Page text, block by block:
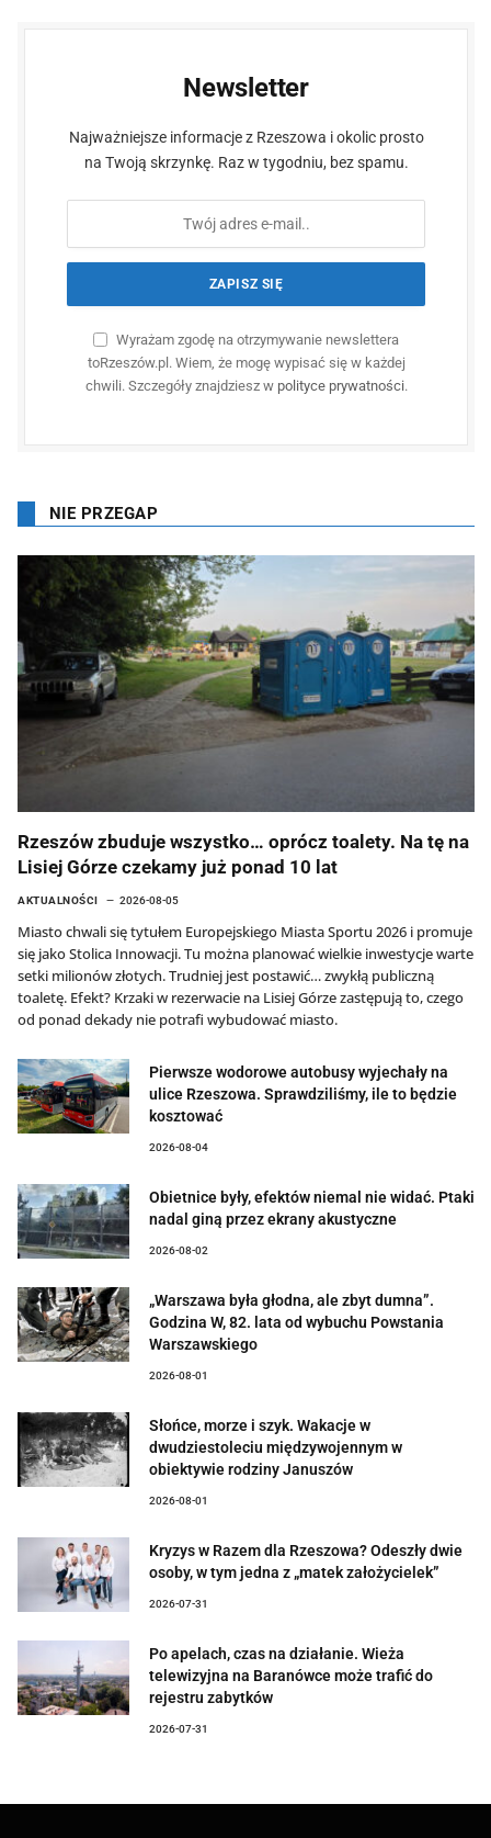
Newsletter
Najważniejsze informacje z Rzeszowa i okolic prosto
na Twoją skrzynkę. Raz w tygodniu, bez spamu.
Wyrażam zgodę na otrzymywanie newslettera
toRzeszów.pl. Wiem, że mogę wypisać się w każdej
chwili. Szczegóły znajdziesz w polityce prywatności.
NIE PRZEGAP
Rzeszów zbuduje wszystko… oprócz toalety. Na tę na
Lisiej Górze czekamy już ponad 10 lat
AKTUALNOŚCI 2026-08-05
Miasto chwali się tytułem Europejskiego Miasta Sportu 2026 i promuje
się jako Stolica Innowacji. Tu można planować wielkie inwestycje warte
setki milionów złotych. Trudniej jest postawić… zwykłą publiczną
toaletę. Efekt? Krzaki w rezerwacie na Lisiej Górze zastępują to, czego
od ponad dekady nie potrafi wybudować miasto.
Pierwsze wodorowe autobusy wyjechały na
ulice Rzeszowa. Sprawdziliśmy, ile to będzie
kosztować
2026-08-04
Obietnice były, efektów niemal nie widać. Ptaki
nadal giną przez ekrany akustyczne
2026-08-02
„Warszawa była głodna, ale zbyt dumna”.
Godzina W, 82. lata od wybuchu Powstania
Warszawskiego
2026-08-01
Słońce, morze i szyk. Wakacje w
dwudziestoleciu międzywojennym w
obiektywie rodziny Januszów
2026-08-01
Kryzys w Razem dla Rzeszowa? Odeszły dwie
osoby, w tym jedna z „matek założycielek”
2026-07-31
Po apelach, czas na działanie. Wieża
telewizyjna na Baranówce może trafić do
rejestru zabytków
2026-07-31